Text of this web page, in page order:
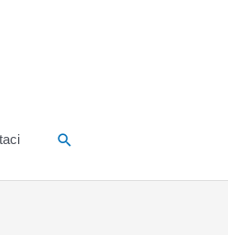
Cerca